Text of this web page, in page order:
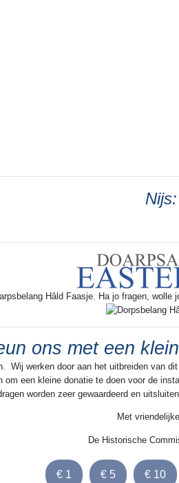
Nijs:
Hâld Faasje. Ha jo fragen, wolle
ons met een
werken door aan het uitbreiden van
een kleine donatie te doen voor de
worden zeer gewaardeerd en
Met
De Historische